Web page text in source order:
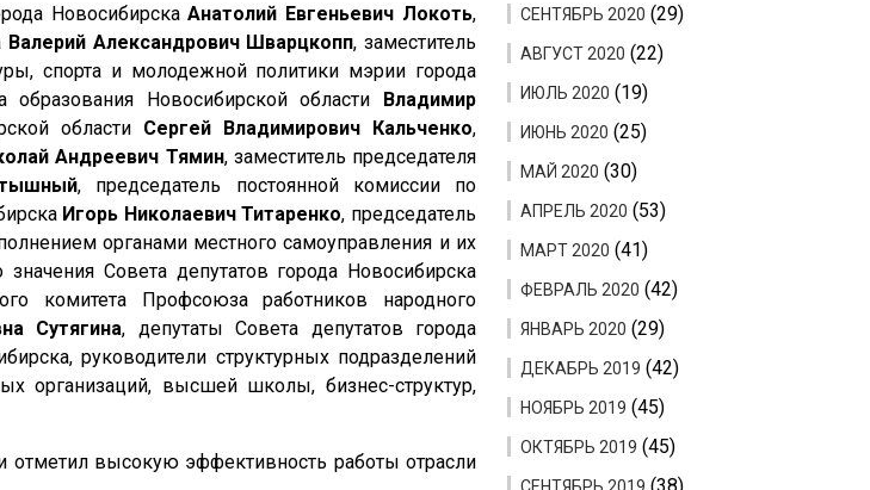
НовосибирскаАнатолий Евгеньевич Локоть,
Валерий Александрович Шварцкопп, заместитель
спорта и молодежной политики мэрии города
образования Новосибирской области Владимир
области Сергей Владимирович Кальченко,
Андреевич Тямин, заместитель председателя
, председатель постоянной комиссии по
Игорь Николаевич Титаренко, председатель
органами местного самоуправления и их
Совета депутатов города Новосибирска
комитета Профсоюза работников народного
Сутягина, депутаты Совета депутатов города
руководители структурных подразделений
организаций, высшей школы, бизнес-структур,
высокую эффективность работы отрасли
СЕНТЯБРЬ 2020 (29)
АВГУСТ 2020 (22)
ИЮЛЬ 2020 (19)
ИЮНЬ 2020 (25)
МАЙ 2020 (30)
АПРЕЛЬ 2020 (53)
МАРТ 2020 (41)
ФЕВРАЛЬ 2020 (42)
ЯНВАРЬ 2020 (29)
ДЕКАБРЬ 2019 (42)
НОЯБРЬ 2019 (45)
ОКТЯБРЬ 2019 (45)